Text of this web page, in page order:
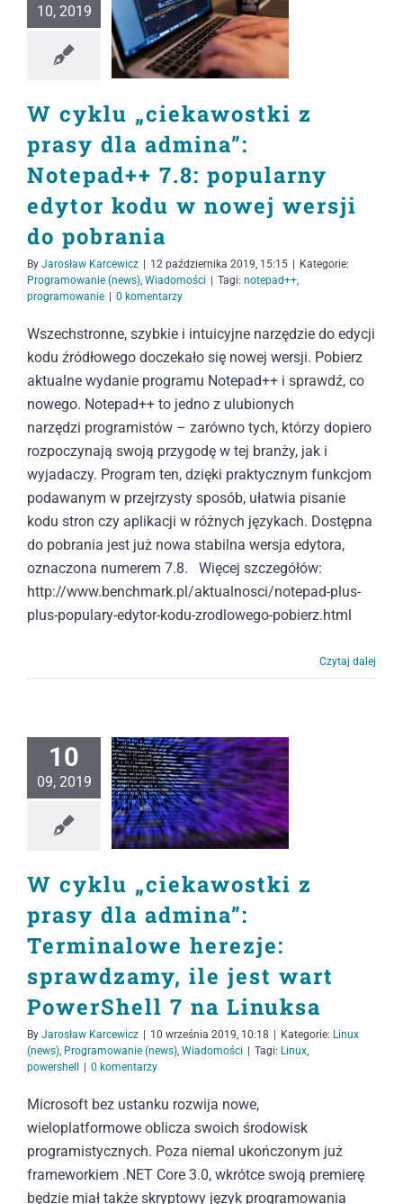
10, 2019
W cyklu „ciekawostki z
prasy dla admina”:
Notepad++ 7.8: popularny
edytor kodu w nowej wersji
do pobrania
By Jarosław Karcewicz 12 października 2019, 15:15
Kategorie:
Programowanie (news), Wiadomości Tagi: notepad++,
programowanie
0 komentarzy
Wszechstronne, szybkie i intuicyjne narzędzie do edycji
kodu źródłowego doczekało się nowej wersji. Pobierz
aktualne wydanie programu Notepad++ i sprawdź, co
nowego. Notepad++ to jedno z ulubionych
narzędzi programistów – zarówno tych, którzy dopiero
rozpoczynają swoją przygodę w tej branży, jak i
wyjadaczy. Program ten, dzięki praktycznym funkcjom
podawanym w przejrzysty sposób, ułatwia pisanie
kodu stron czy aplikacji w różnych językach. Dostępna
do pobrania jest już nowa stabilna wersja edytora,
oznaczona numerem 7.8. Więcej szczegółów:
http://www.benchmark.pl/aktualnosci/notepad-plus-
plus-populary-edytor-kodu-zrodlowego-pobierz.html
Czytaj dalej
10
09, 2019
W cyklu „ciekawostki z
prasy dla admina”:
Terminalowe herezje:
sprawdzamy, ile jest wart
PowerShell 7 na Linuksa
By Jarosław Karcewicz 10 września 2019, 10:18 Kategorie: Linux
(news), Programowanie (news), Wiadomości Tagi: Linux,
powershell
0 komentarzy
Microsoft bez ustanku rozwija nowe,
wieloplatformowe oblicza swoich środowisk
programistycznych. Poza niemal ukończonym już
frameworkiem .NET Core 3.0, wkrótce swoją premierę
będzie miał także skryptowy język programowania